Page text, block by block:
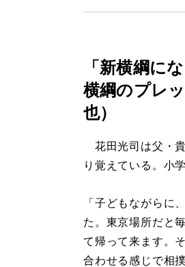
「新横綱に
横綱のプレ
也）
花田光司は父・
り覚えている。小
「子どもながらに
た。東京場所だと
て帰って来ます。
合わせる感じで相